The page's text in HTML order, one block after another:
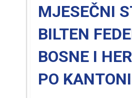
MJESEČNI
BILTEN
BOSNE I
PO